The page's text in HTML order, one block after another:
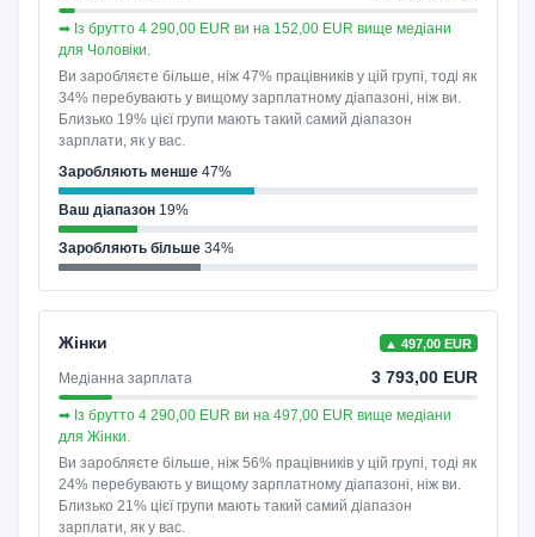
➡ Із брутто 4 290,00 EUR ви на 152,00 EUR вище медіани
для Чоловіки.
Ви заробляєте більше, ніж 47% працівників у цій групі, тоді як
34% перебувають у вищому зарплатному діапазоні, ніж ви.
Близько 19% цієї групи мають такий самий діапазон
зарплати, як у вас.
Заробляють менше47%
Ваш діапазон19%
Заробляють більше34%
Жінки ▲ 497,00 EUR
Медіанна зарплата 3 793,00 EUR
➡ Із брутто 4 290,00 EUR ви на 497,00 EUR вище медіани
для Жінки.
Ви заробляєте більше, ніж 56% працівників у цій групі, тоді як
24% перебувають у вищому зарплатному діапазоні, ніж ви.
Близько 21% цієї групи мають такий самий діапазон
зарплати, як у вас.